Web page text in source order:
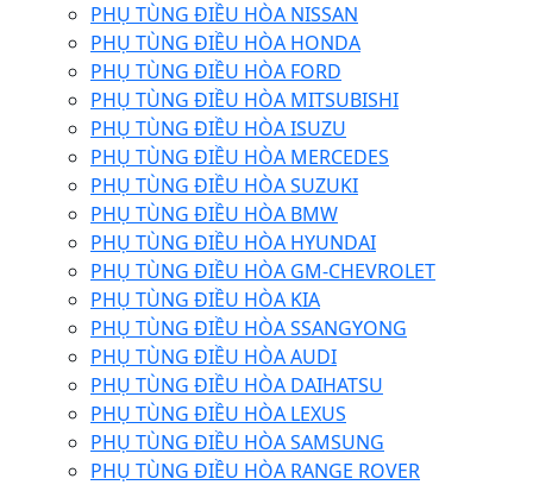
PHỤ TÙNG ĐIỀU HÒA NISSAN
PHỤ TÙNG ĐIỀU HÒA HONDA
PHỤ TÙNG ĐIỀU HÒA FORD
PHỤ TÙNG ĐIỀU HÒA MITSUBISHI
PHỤ TÙNG ĐIỀU HÒA ISUZU
PHỤ TÙNG ĐIỀU HÒA MERCEDES
PHỤ TÙNG ĐIỀU HÒA SUZUKI
PHỤ TÙNG ĐIỀU HÒA BMW
PHỤ TÙNG ĐIỀU HÒA HYUNDAI
PHỤ TÙNG ĐIỀU HÒA GM-CHEVROLET
PHỤ TÙNG ĐIỀU HÒA KIA
PHỤ TÙNG ĐIỀU HÒA SSANGYONG
PHỤ TÙNG ĐIỀU HÒA AUDI
PHỤ TÙNG ĐIỀU HÒA DAIHATSU
PHỤ TÙNG ĐIỀU HÒA LEXUS
PHỤ TÙNG ĐIỀU HÒA SAMSUNG
PHỤ TÙNG ĐIỀU HÒA RANGE ROVER